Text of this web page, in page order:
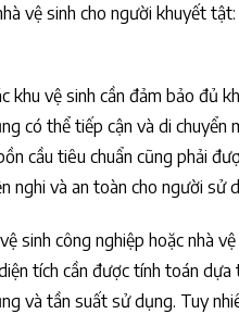
vệ sinh cho người khuyết
khu vệ sinh cần đảm bảo đủ
có thể tiếp cận và di chuyển
cầu tiêu chuẩn cũng phải
nghi và an toàn cho người sử
sinh công nghiệp hoặc nhà
tích cần được tính toán
và tần suất sử dụng. Tuy